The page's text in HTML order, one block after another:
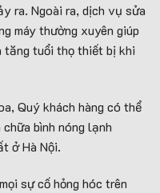
ra. Ngoài ra, dịch vụ sửa
máy thường xuyên giúp
tăng tuổi thọ thiết bị khi
Quý khách hàng có thể
bình nóng lạnh
ở Hà Nội.
sự cố hỏng hóc trên